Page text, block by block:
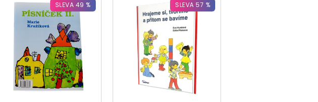
SLEVA 49 % SLEVA 57 %